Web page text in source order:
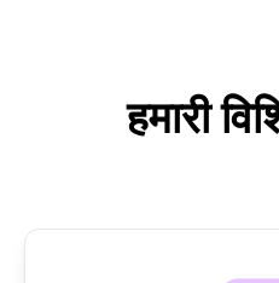
हमारी